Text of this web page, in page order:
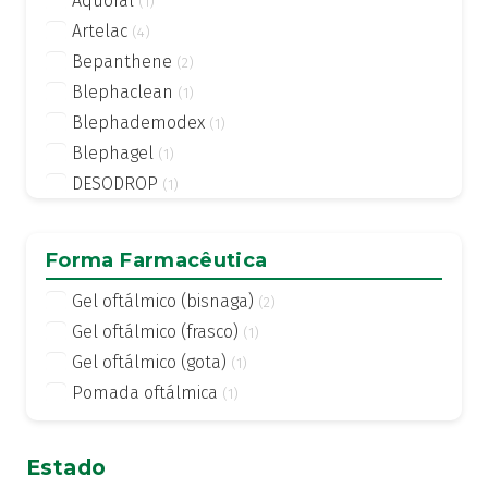
Artelac (4)
Bepanthene (2)
Blephaclean (1)
Blephademodex (1)
Blephagel (1)
DESODROP (1)
Hidrocil (3)
Hyabak (1)
Hylo Dual (1)
Hylo Dual Intense (1)
Hylo Gel (1)
Hylo-Care
Forma Farmacêutica
Gel oftálmico (bisnaga) (2)
Gel oftálmico (frasco) (1)
Gel oftálmico (gota) (1)
Pomada oftálmica (1)
Estado